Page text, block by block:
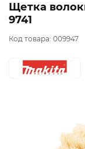
Щетка
9741
Код товара: 009947